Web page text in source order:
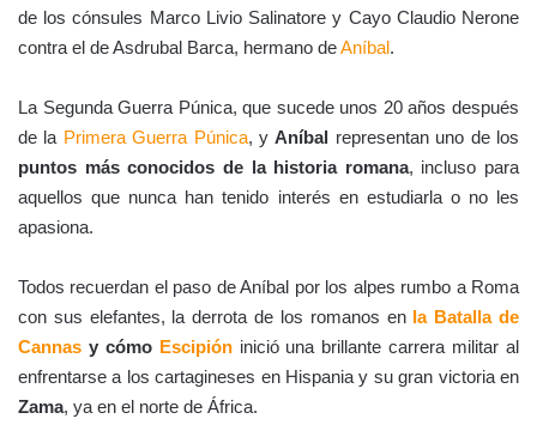
de los cónsules Marco Livio Salinatore y Cayo Claudio Nerone
contra el de Asdrubal Barca, hermano deAníbal.
La Segunda Guerra Púnica, que sucede unos 20 años después
de la Primera Guerra Púnica, yAníbal representan uno de los
puntos más conocidos de la historia romana, incluso para
aquellos que nunca han tenido interés en estudiarla o no les
apasiona.
Todos recuerdan el paso de Aníbal por los alpes rumbo a Roma
con sus elefantes, la derrota de los romanos en la Batalla de
Cannas y cómo Escipióninició una brillante carrera militar al
enfrentarse a los cartagineses en Hispania y su gran victoria en
Zama, ya en el norte de África.